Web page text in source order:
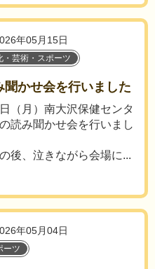
年05月15日
・芸術・スポーツ
聞かせ会を行いました
（月）南大沢保健センタ
読み聞かせ会を行いまし
後、泣きながら会場に...
年05月04日
ーツ